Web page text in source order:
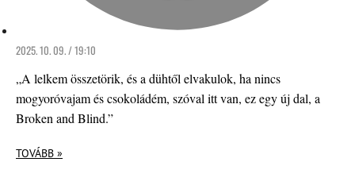
2025. 10. 09. / 19:10
„A lelkem összetörik, és a dühtől elvakulok, ha nincs
mogyoróvajam és csokoládém, szóval itt van, ez egy új dal, a
Broken and Blind.”
TOVÁBB »